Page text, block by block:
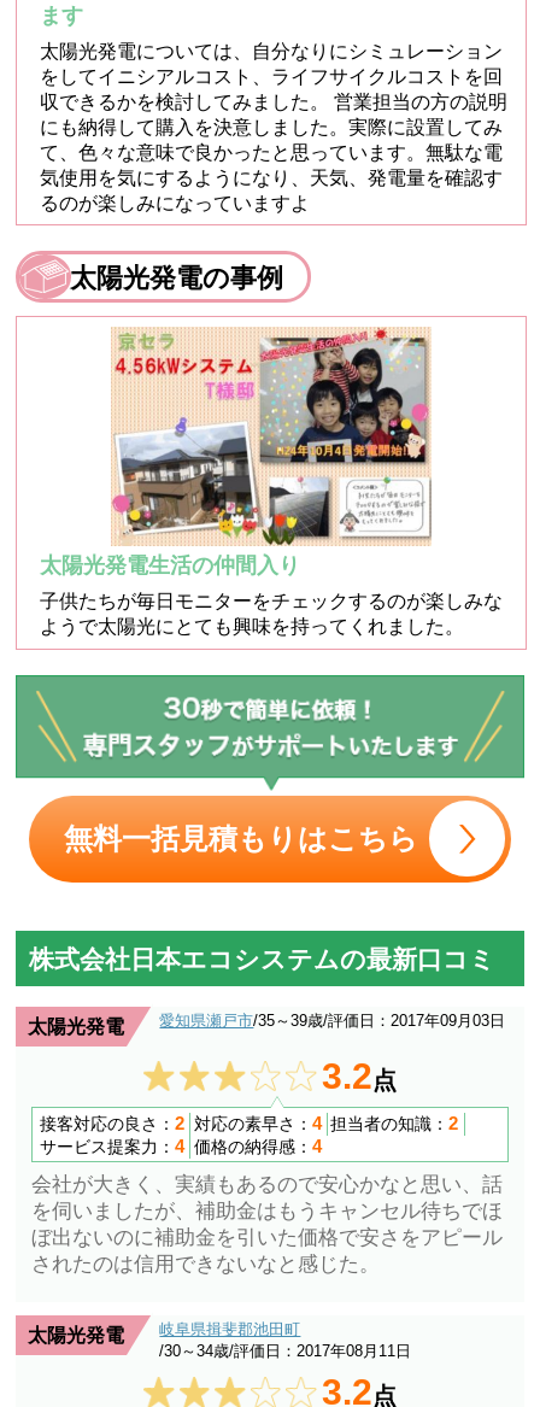
ます
太陽光発電については、自分なりにシミュレーション
をしてイニシアルコスト、ライフサイクルコストを回
収できるかを検討してみました。 営業担当の方の説明
にも納得して購入を決意しました。実際に設置してみ
て、色々な意味で良かったと思っています。無駄な電
気使用を気にするようになり、天気、発電量を確認す
るのが楽しみになっていますよ
太陽光発電の事例
太陽光発電生活の仲間入り
子供たちが毎日モニターをチェックするのが楽しみな
ようで太陽光にとても興味を持ってくれました。
無料一括見積もりはこちら
株式会社日本エコシステムの最新口コミ
太陽光発電 愛知県瀬戸市/35～39歳/評価日：2017年09月03日
3.2点
接客対応の良さ： 2 対応の素早さ： 4 担当者の知識：2
サービス提案力： 4 価格の納得感： 4
会社が大きく、実績もあるので安心かなと思い、話
を伺いましたが、補助金はもうキャンセル待ちでほ
ぼ出ないのに補助金を引いた価格で安さをアピール
されたのは信用できないなと感じた。
太陽光発電
岐阜県揖斐郡池田町
/30～34歳/評価日：2017年08月11日
3.2点